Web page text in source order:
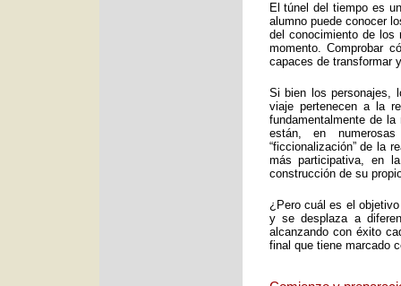
El túnel del tiempo es
alumno puede conocer
del conocimiento de
momento. Comprobar
capaces de transformar
Si bien los personajes,
viaje pertenecen a la
fundamentalmente de
están, en
“ficcionalización” de la
más participativa, en
construcción de su
¿Pero cuál es el
y se desplaza a
alcanzando con éxito
final que tiene marcado